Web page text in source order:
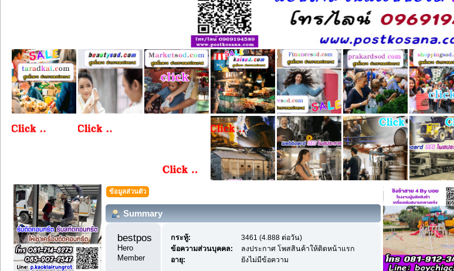
ข้อมูลส่วนตัว
Summary
bestpostdd11
Hero
Member
กระทู้:
3461 (4.888 ต่อวัน)
ข้อความส่วนบุคคล:
ลงประกาศ โพสสินค้าให้ติดหน้าแรก
อายุ:
ยังไม่มีข้อความ